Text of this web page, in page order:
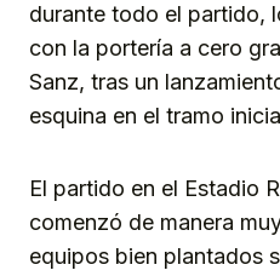
durante todo el partido,
con la portería a cero
Sanz, tras un
esquina en el tramo
El partido en el Estadio
comenzó de manera
equipos bien plantados